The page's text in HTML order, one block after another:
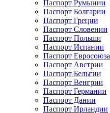
Паспорт Румынии
Паспорт Болгарии
Паспорт Греции
Паспорт Словении
Паспорт Польши
Паспорт Испании
Паспорт Евросоюза
Паспорт Австрии
Паспорт Бельгии
Паспорт Венгрии
Паспорт Германии
Паспорт Дании
Паспорт Ирландии